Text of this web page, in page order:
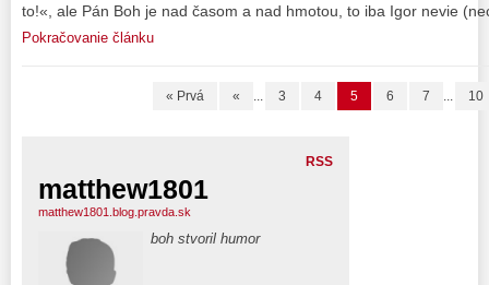
to!«, ale Pán Boh je nad časom a nad hmotou, to iba Igor nevie
Pokračovanie článku
« Prvá « ... 3 4 5 6 7 ... 10
RSS
matthew1801
matthew1801.blog.pravda.sk
boh stvoril humor